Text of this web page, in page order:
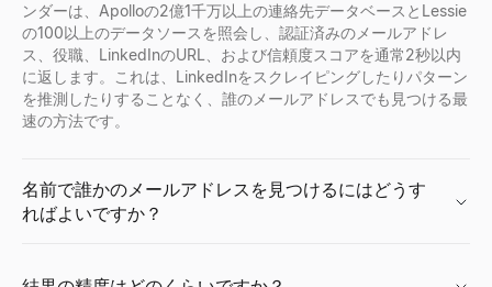
購買シグナルチェッカー
ドメインを入力 — ライブの購買シグナルスコア、その背後にあ
詳しく見る→
採用シグナルスキャナー
会社名を入力 — 募集中の職種、成長中のチーム、アプローチ方
詳しく見る→
職務名ジェネレーター
職務内容、役職、部署から、標準的で市場に認められた職務名
詳しく見る→
面接質問ジェネレーター
あらゆる役割と面接タイプに合わせた面接質問を数秒で生成し
詳しく見る→
市場規模計算ツール
ボトムアップとトップダウンの手法でTAM、SAM、SOMを計
詳しく見る→
ICP適合度スコアラー
理想の顧客プロファイルに基づいてB2Bアカウントを採点。即
詳しく見る→
ンダーは、Apolloの2億1千万以上の連絡先データベースとLessie
の100以上のデータソースを照会し、認証済みのメールアドレ
ス、役職、LinkedInのURL、および信頼度スコアを通常2秒以内
に返します。これは、LinkedInをスクレイピングしたりパターン
を推測したりすることなく、誰のメールアドレスでも見つける最
速の方法です。
名前で誰かのメールアドレスを見つけるにはどうす
ればよいですか？